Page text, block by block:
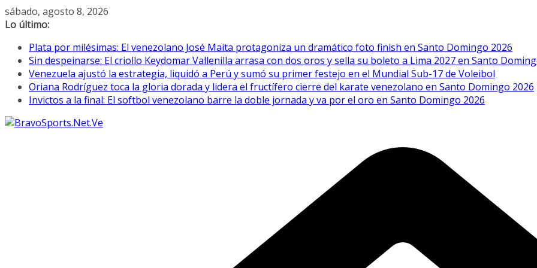
Saltar
al
sábado, agosto 8, 2026
Lo último:
Plata por milésimas: El venezolano José Maita protagoniza un dramático foto finish en Santo Domingo 2026
Sin despeinarse: El criollo Keydomar Vallenilla arrasa con dos oros y sella su boleto a Lima 2027 en Santo
Venezuela ajustó la estrategia, liquidó a Perú y sumó su primer festejo en el Mundial Sub-17 de Voleibol
Oriana Rodríguez toca la gloria dorada y lidera el fructífero cierre del karate venezolano en Santo Domingo 2026
Invictos a la final: El softbol venezolano barre la doble jornada y va por el oro en Santo Domingo 2026